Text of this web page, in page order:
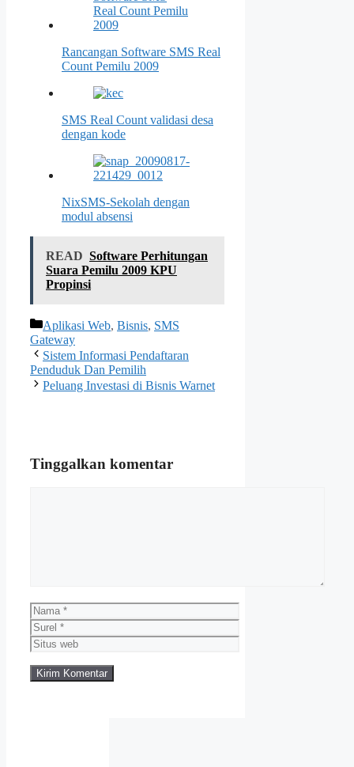
Rancangan Software SMS Real
Count Pemilu 2009
SMS Real Count validasi desa
dengan kode
NixSMS-Sekolah dengan
modul absensi
READ Software Perhitungan
Suara Pemilu 2009 KPU
Propinsi
Kategori
Aplikasi Web, Bisnis, SMS
Gateway
Sistem Informasi Pendaftaran
Penduduk Dan Pemilih
Peluang Investasi di Bisnis Warnet
Tinggalkan komentar
Nama
Surel
Situs
web